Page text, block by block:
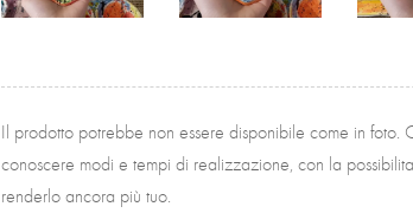
Il prodotto potrebbe non essere disponibile come in foto.
conoscere modi e tempi di realizzazione, con la
renderlo ancora più tuo.